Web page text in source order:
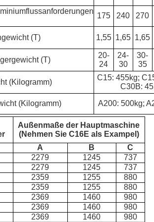
175 240 270
(T) 1,55 1,65 1,65
(T)
20-
24
24-
30
30-
35
(Kilogramm)
C15: 455kg;
C30B:
(Kilogramm)
A200: 500kg;
Außenmaße der Hauptmaschine
(Nehmen Sie C16E als Exampel)
A
B
C
2279 1245
737
2279 1245
737
2359 1255
880
2359 1255
880
2369 1460
980
2369 1460
980
2369 1460 980